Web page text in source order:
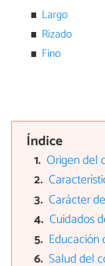
Largo
Rizado
Fino
Índice
Origen del
Carácter
Cuidados
Salud del